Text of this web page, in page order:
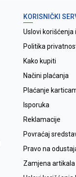
KORISNIČKI
Uslovi korišćenja
Politika
Kako kupiti
Načini plaćanja
Plaćanje
Isporuka
Reklamacije
Povraćaj
Pravo na
Zamjena